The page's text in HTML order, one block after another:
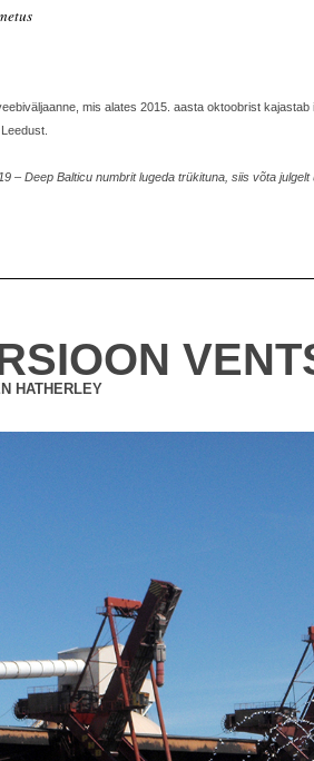
mis alates 2015. aasta oktoobrist kajastab
– Deep Balticu numbrit lugeda trükituna, siis võta
HATHERLEY